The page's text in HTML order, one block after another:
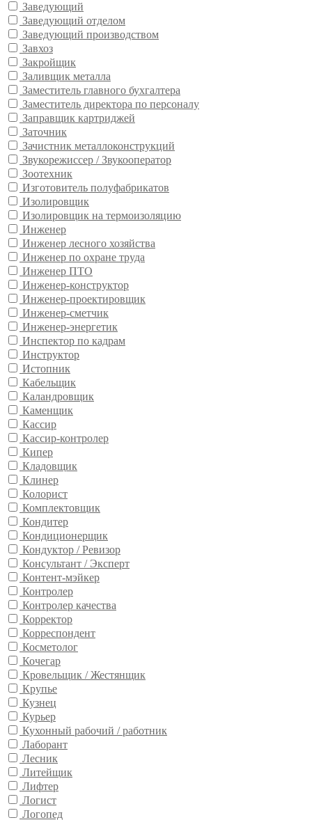
Заведующий
Заведующий отделом
Заведующий производством
Завхоз
Закройщик
Заливщик металла
Заместитель главного бухгалтера
Заместитель директора по персоналу
Заправщик картриджей
Заточник
Зачистник металлоконструкций
Звукорежиссер / Звукооператор
Зоотехник
Изготовитель полуфабрикатов
Изолировщик
Изолировщик на термоизоляцию
Инженер
Инженер лесного хозяйства
Инженер по охране труда
Инженер ПТО
Инженер-конструктор
Инженер-проектировщик
Инженер-сметчик
Инженер-энергетик
Инспектор по кадрам
Инструктор
Истопник
Кабельщик
Каландровщик
Каменщик
Кассир
Кассир-контролер
Кипер
Кладовщик
Клинер
Колорист
Комплектовщик
Кондитер
Кондиционерщик
Кондуктор / Ревизор
Консультант / Эксперт
Контент-мэйкер
Контролер
Контролер качества
Корректор
Корреспондент
Косметолог
Кочегар
Кровельщик / Жестянщик
Крупье
Кузнец
Курьер
Кухонный рабочий / работник
Лаборант
Лесник
Литейщик
Лифтер
Логист
Логопед